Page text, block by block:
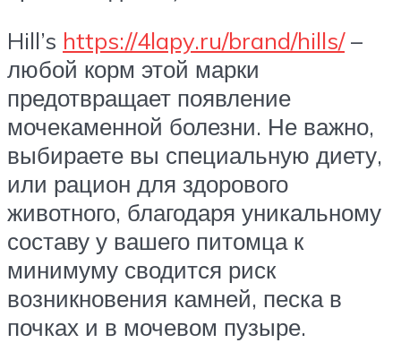
Hill’s https://4lapy.ru/brand/hills/–
любой корм этой марки
предотвращает появление
мочекаменной болезни. Не важно,
выбираете вы специальную диету,
или рацион для здорового
животного, благодаря уникальному
составу у вашего питомца к
минимуму сводится риск
возникновения камней, песка в
почках и в мочевом пузыре.